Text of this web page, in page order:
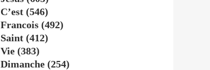
C’est (546)
Francois (492)
Saint (412)
Vie (383)
Dimanche (254)